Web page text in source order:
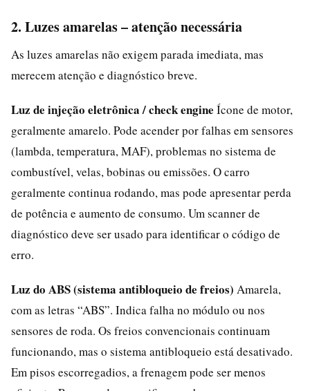
2. Luzes amarelas – atenção necessária
As luzes amarelas não exigem parada imediata, mas
merecem atenção e diagnóstico breve.
Luz de injeção eletrônica / check engine Ícone de motor,
geralmente amarelo. Pode acender por falhas em sensores
(lambda, temperatura, MAF), problemas no sistema de
combustível, velas, bobinas ou emissões. O carro
geralmente continua rodando, mas pode apresentar perda
de potência e aumento de consumo. Um scanner de
diagnóstico deve ser usado para identificar o código de
erro.
Luz do ABS (sistema antibloqueio de freios) Amarela,
com as letras “ABS”. Indica falha no módulo ou nos
sensores de roda. Os freios convencionais continuam
funcionando, mas o sistema antibloqueio está desativado.
Em pisos escorregadios, a frenagem pode ser menos